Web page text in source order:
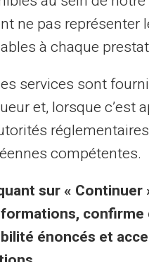
only and has no
authors of the articles cannot
We encourage you to consult a
without notice. By visiting
of this site, whether they are
& vilkår
vilkår
ne pas
à chaque
services sont
et, lorsque c’est
compétentes.
sur «
confirme
énoncés et